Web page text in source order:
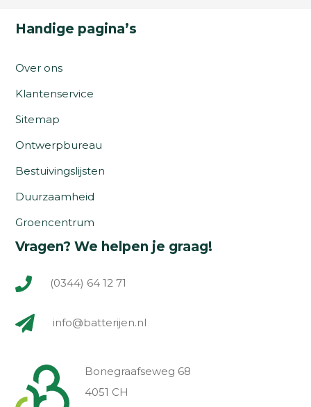
Handige pagina’s
Over ons
Klantenservice
Sitemap
Ontwerpbureau
Bestuivingslijsten
Duurzaamheid
Groencentrum
Vragen? We helpen je graag!
(0344) 64 12 71
info@batterijen.nl
Bonegraafseweg 68
4051 CH